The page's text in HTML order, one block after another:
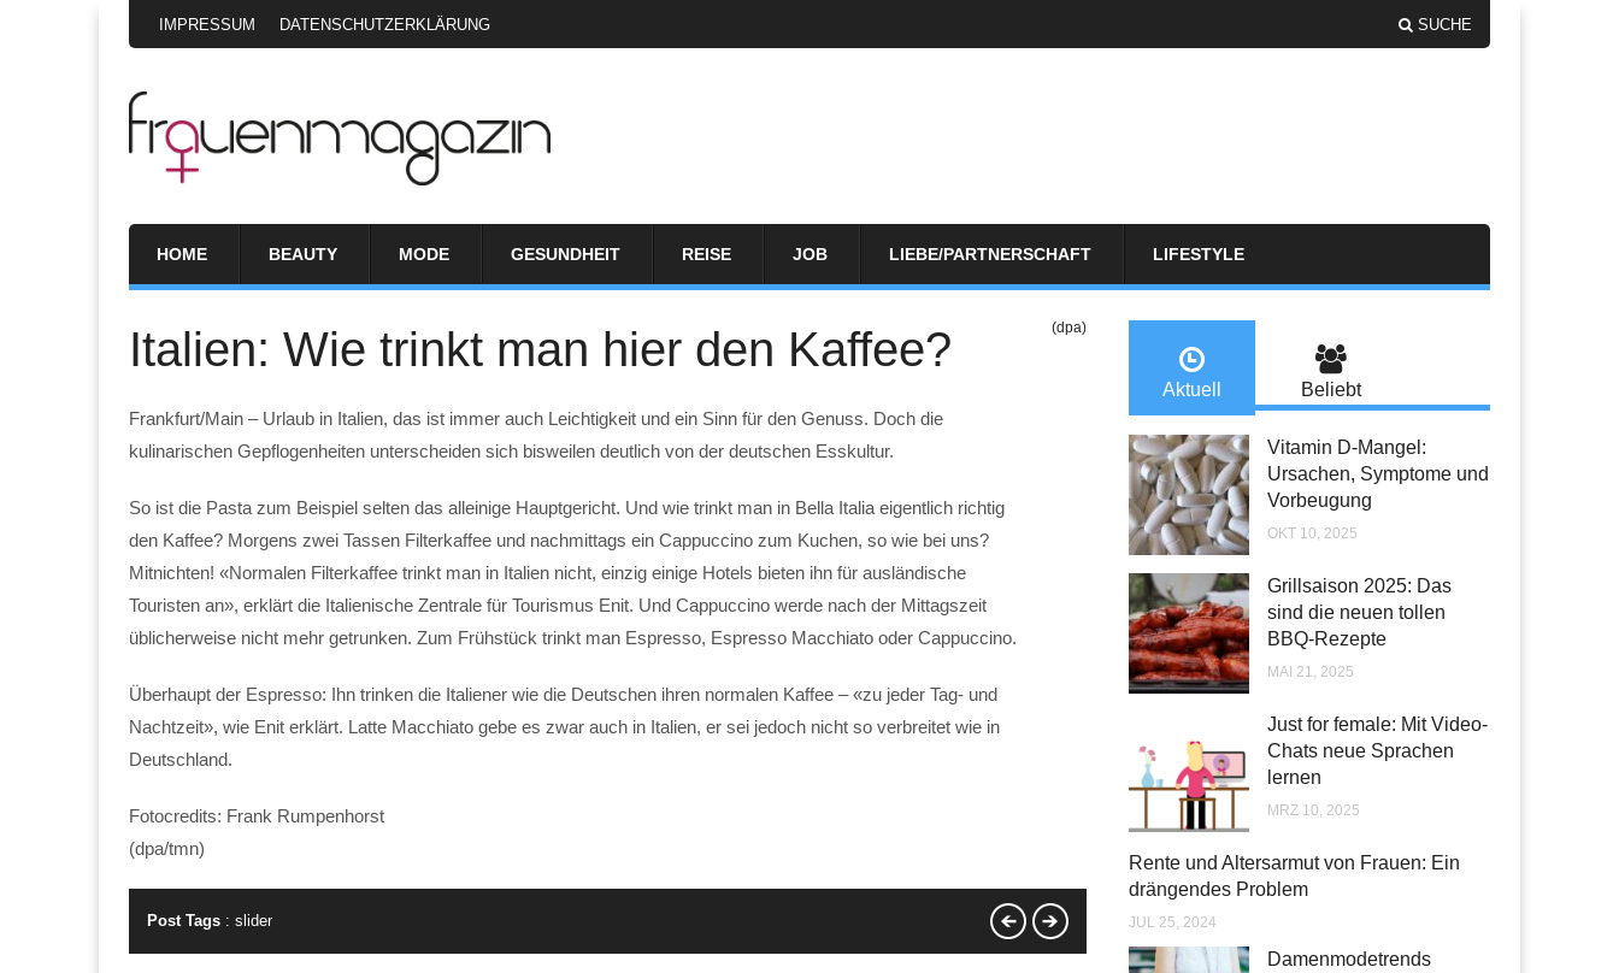
IMPRESSUM DATENSCHUTZERKLÄRUNG SUCHE
HOME BEAUTY MODE GESUNDHEIT REISE JOB LIEBE/PARTNERSCHAFT LIFESTYLE
Italien: Wie trinkt man hier den Kaffee? (dpa)
Frankfurt/Main – Urlaub in Italien, das ist immer auch Leichtigkeit und ein Sinn für den Genuss. Doch die
kulinarischen Gepflogenheiten unterscheiden sich bisweilen deutlich von der deutschen Esskultur.
So ist die Pasta zum Beispiel selten das alleinige Hauptgericht. Und wie trinkt man in Bella Italia eigentlich richtig
den Kaffee? Morgens zwei Tassen Filterkaffee und nachmittags ein Cappuccino zum Kuchen, so wie bei uns?
Mitnichten! «Normalen Filterkaffee trinkt man in Italien nicht, einzig einige Hotels bieten ihn für ausländische
Touristen an», erklärt die Italienische Zentrale für Tourismus Enit. Und Cappuccino werde nach der Mittagszeit
üblicherweise nicht mehr getrunken. Zum Frühstück trinkt man Espresso, Espresso Macchiato oder Cappuccino.
Überhaupt der Espresso: Ihn trinken die Italiener wie die Deutschen ihren normalen Kaffee – «zu jeder Tag- und
Nachtzeit», wie Enit erklärt. Latte Macchiato gebe es zwar auch in Italien, er sei jedoch nicht so verbreitet wie in
Deutschland.
Fotocredits: Frank Rumpenhorst
(dpa/tmn)
Post Tags : slider
Aktuell Beliebt
Vitamin D-Mangel:
Ursachen, Symptome und
Vorbeugung
OKT 10, 2025
Grillsaison 2025: Das
sind die neuen tollen
BBQ-Rezepte
MAI 21, 2025
Just for female: Mit Video-
Chats neue Sprachen
lernen
MRZ 10, 2025
Rente und Altersarmut von Frauen: Ein
drängendes Problem
JUL 25, 2024
Damenmodetrends